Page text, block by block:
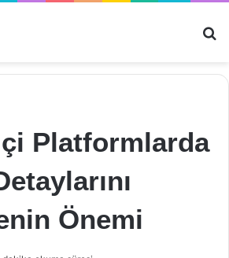
Platformlarda
Önemi